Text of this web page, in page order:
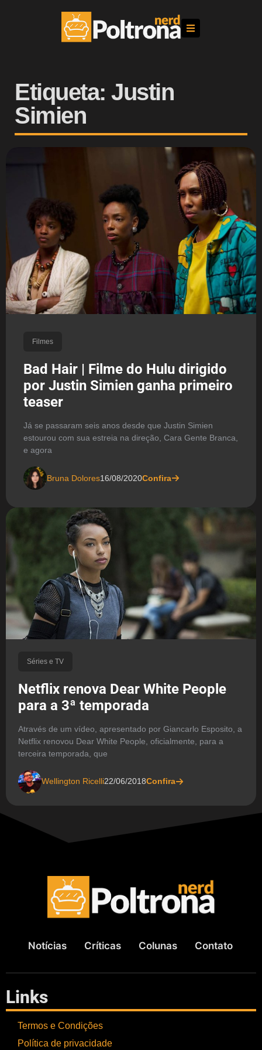
Etiqueta: Justin
Simien
Filmes
Bad Hair | Filme do Hulu dirigido
por Justin Simien ganha primeiro
teaser
Já se passaram seis anos desde que Justin Simien
estourou com sua estreia na direção, Cara Gente Branca,
e agora
Bruna Dolores16/08/2020Confira
Séries e TV
Netflix renova Dear White People
para a 3ª temporada
Através de um vídeo, apresentado por Giancarlo Esposito, a
Netflix renovou Dear White People, oficialmente, para a
terceira temporada, que
Wellington Ricelli22/06/2018Confira
Notícias Críticas Colunas Contato
Links
Termos e Condições
Política de privacidade